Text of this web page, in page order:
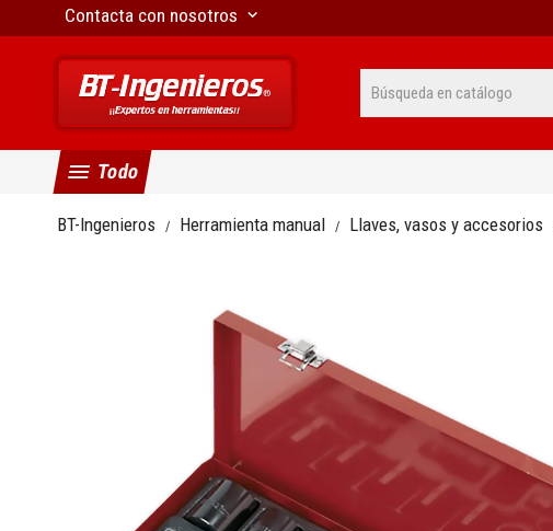
Contacta con nosotros keyboard_arrow_down
menu Todo
BT-Ingenieros Herramienta manual Llaves, vasos y accesorios